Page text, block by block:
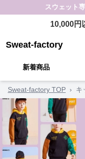
スウェット
10,000円
Sweat-factory
新着商品
Sweat-factory TOP › キ